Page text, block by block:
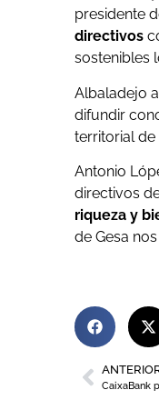
presidente
directivos
sostenibles
Albaladejo
difundir
territorial de
Antonio
directivos
riqueza y
de Gesa